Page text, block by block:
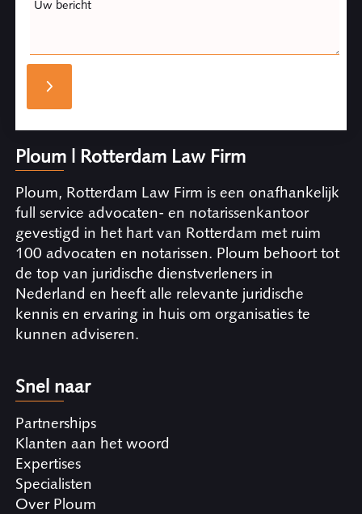
Uw bericht
Ploum | Rotterdam Law Firm
Ploum, Rotterdam Law Firm is een onafhankelijk
full service advocaten- en notarissenkantoor
gevestigd in het hart van Rotterdam met ruim
100 advocaten en notarissen. Ploum behoort tot
de top van juridische dienstverleners in
Nederland en heeft alle relevante juridische
kennis en ervaring in huis om organisaties te
kunnen adviseren.
Snel naar
Partnerships
Klanten aan het woord
Expertises
Specialisten
Over Ploum